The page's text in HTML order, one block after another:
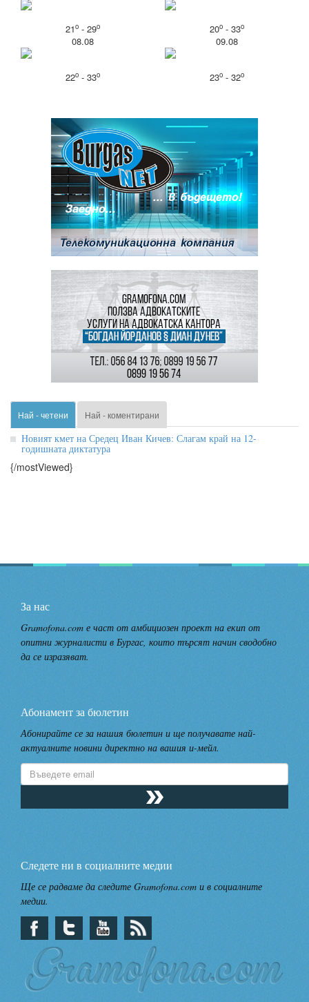
21o- 29o 20o- 33o
08.08
22o- 33o
09.08
23o- 32o
Най - четени Най - коментирани
Новият кмет на Средец Иван Кичев: Слагам край на 12-
годишната диктатура
{/mostViewed}
За нас
Gramofona.com е част от амбициозен проект на екип от
опитни журналисти в Бургас, които търсят начин сводобно
да се изразяват.
Абонамент за бюлетин
Абонирайте се за нашия бюлетин и ще получавате най-
актуалните новини директно на вашия и-мейл.
Следете ни в социалните медии
Ще се радваме да следите Gramofona.com и в социалните
медии.